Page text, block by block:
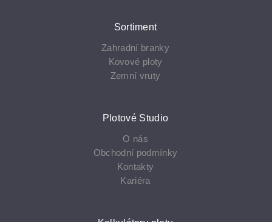
Sortiment
Zahradní branky
Kovové ploty
Zemní­ vruty
Plotové Studio
O nás
Obchodní podmínky
Kontakty
Kariéra